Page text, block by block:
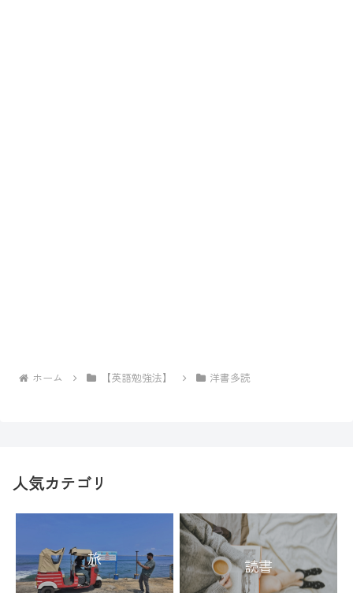
ホーム 【英語勉強法】 洋書多読
人気カテゴリ
旅 読書